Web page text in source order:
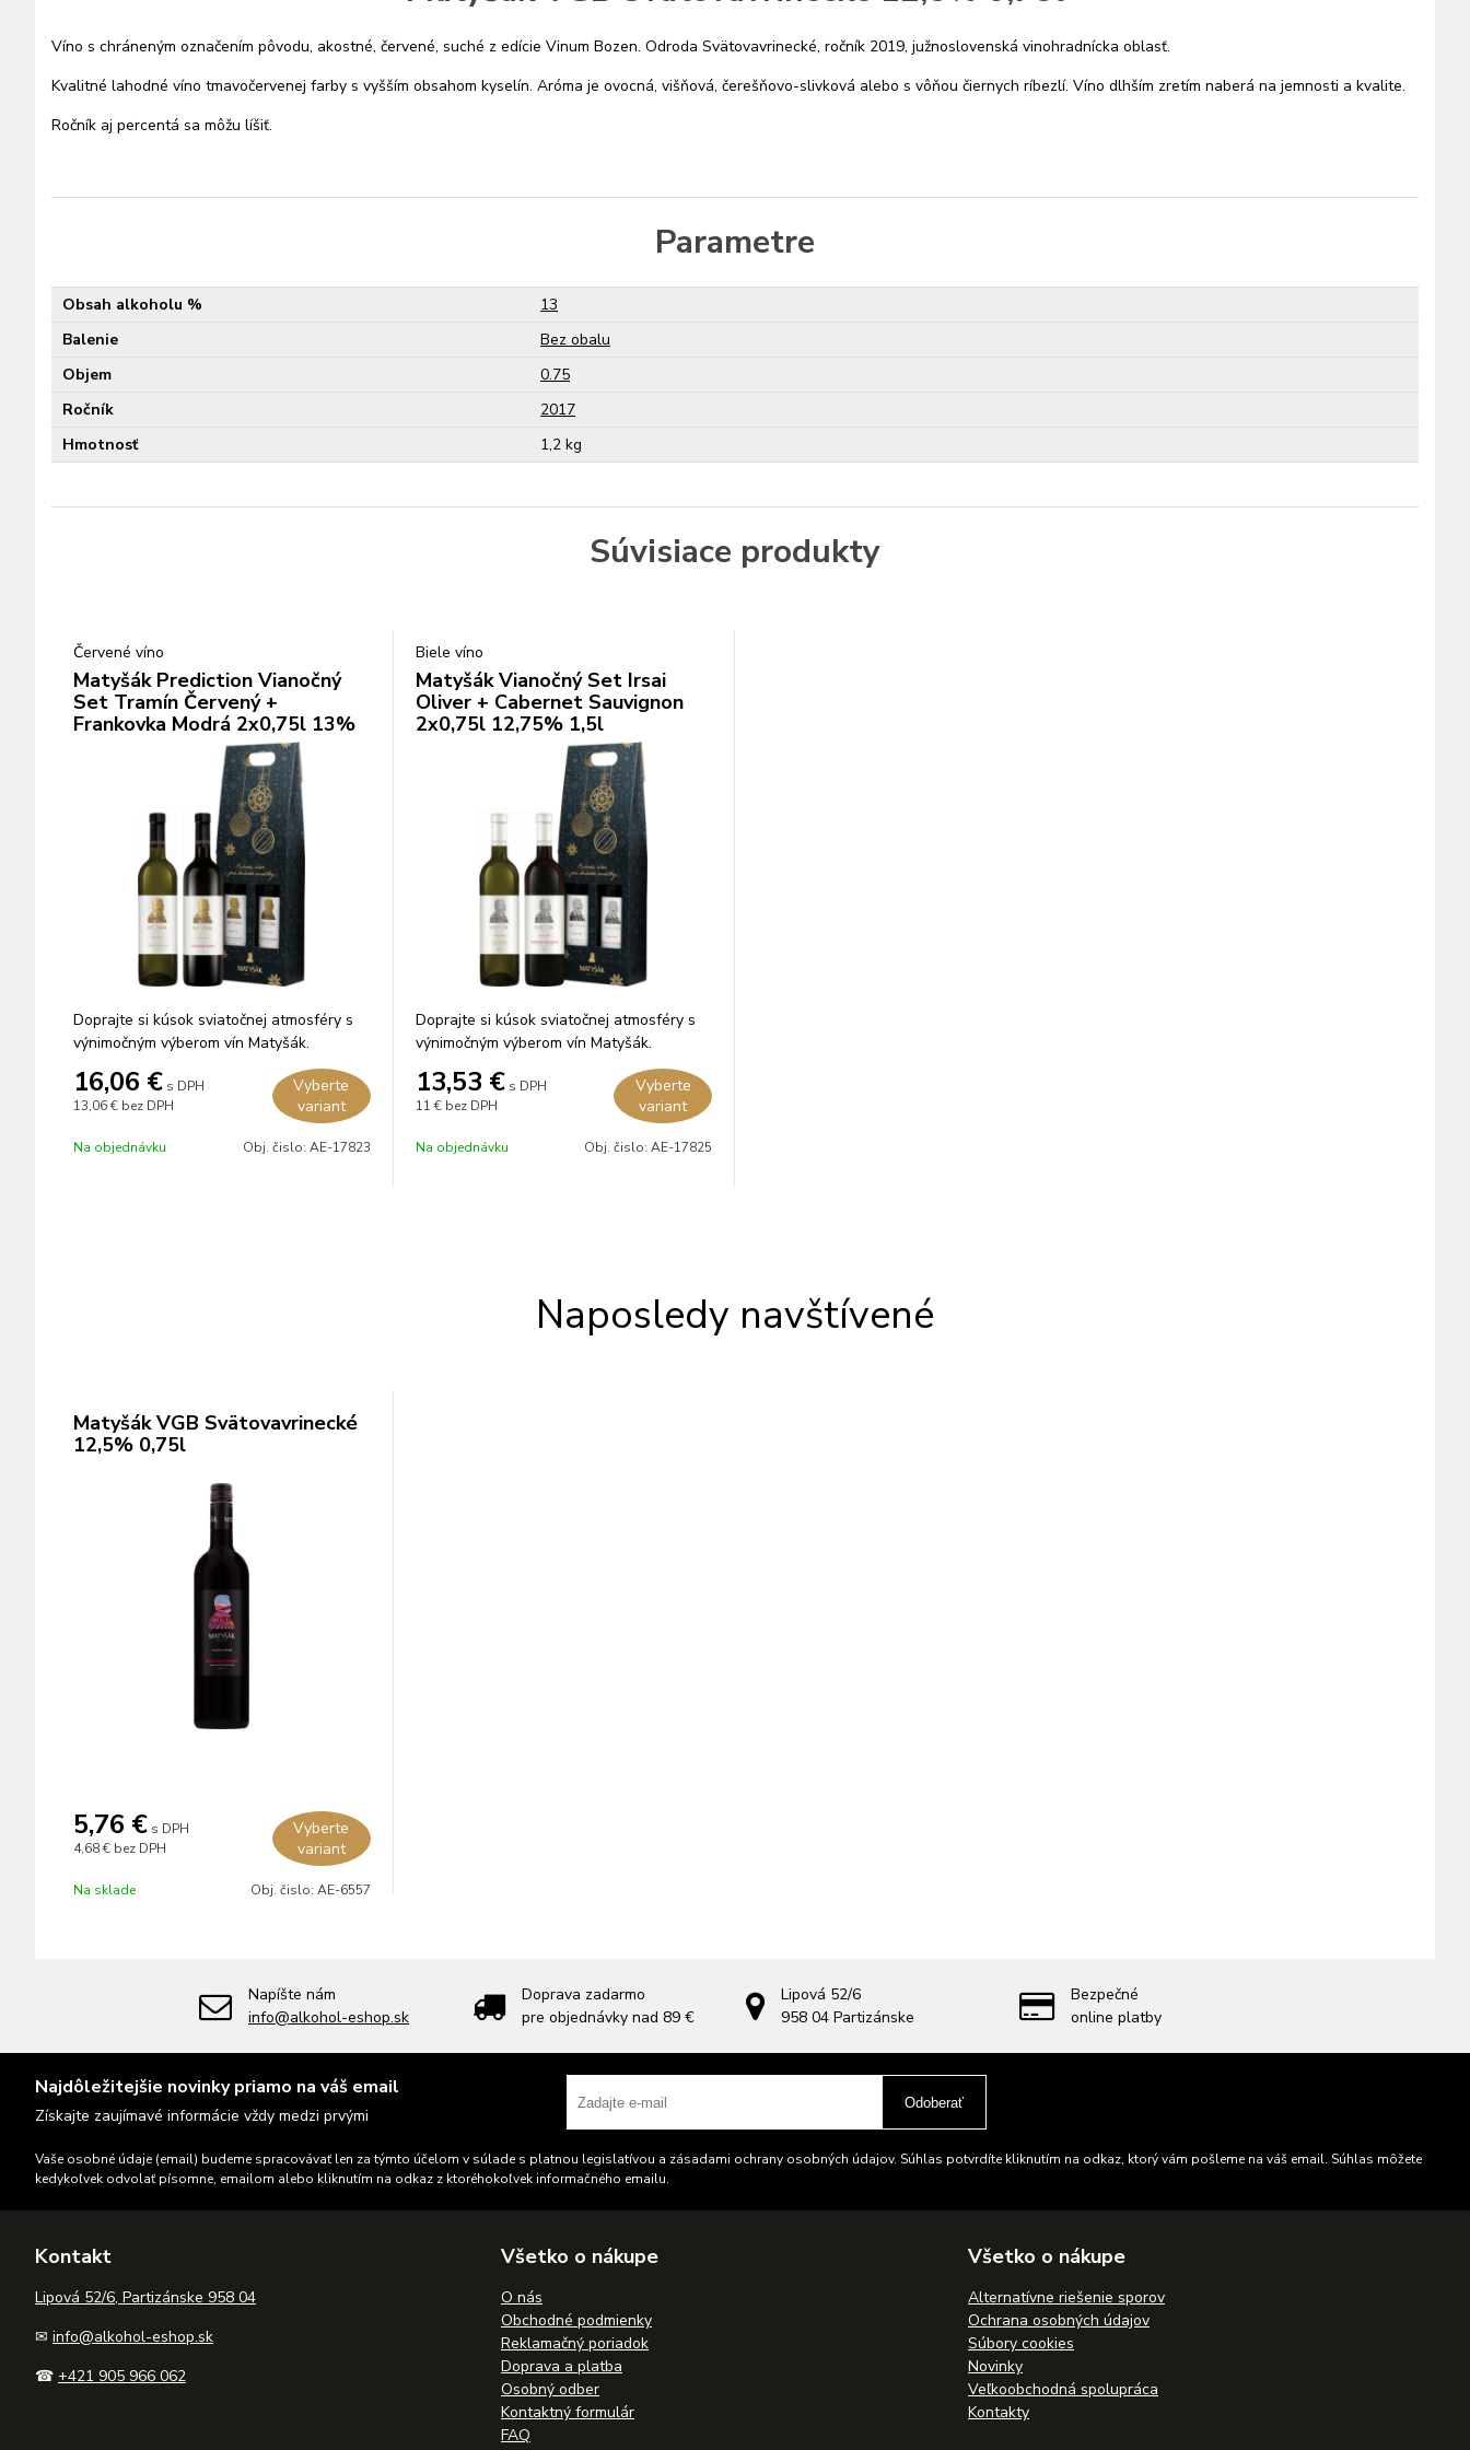
Víno s chráneným označením pôvodu, akostné, červené, suché z edície Vinum Bozen. Odroda Svätovavrinecké, ročník 2019, južnoslovenská vinohradnícka oblasť.
Kvalitné lahodné víno tmavočervenej farby s vyšším obsahom kyselín. Aróma je ovocná, višňová, čerešňovo-slivková alebo s vôňou čiernych ríbezlí. Víno dlhším zretím naberá na jemnosti a kvalite.
Ročník aj percentá sa môžu líšiť.
Parametre
Obsah alkoholu %
13
Balenie
Bez obalu
Objem
0.75
Ročník
2017
Hmotnosť
1,2 kg
Súvisiace produkty
Červené víno
Matyšák Prediction Vianočný
Set Tramín Červený +
Frankovka Modrá 2x0,75l 13%
Doprajte si kúsok sviatočnej atmosféry s
výnimočným výberom vín Matyšák.
16,06 € s DPH
13,06 € bez DPH
Vyberte
variant
Na objednávku Obj. čislo: AE-17823
Biele víno
Matyšák Vianočný Set Irsai
Oliver + Cabernet Sauvignon
2x0,75l 12,75% 1,5l
Doprajte si kúsok sviatočnej atmosféry s
výnimočným výberom vín Matyšák.
13,53 € s DPH
11 € bez DPH
Vyberte
variant
Na objednávku Obj. čislo: AE-17825
Naposledy navštívené
Matyšák VGB Svätovavrinecké
12,5% 0,75l
5,76 € s DPH
4,68 € bez DPH
Vyberte
variant
Na sklade Obj. čislo: AE-6557
Napíšte nám
info@alkohol-eshop.sk
Doprava zadarmo
pre objednávky nad 89 €
Lipová 52/6
958 04 Partizánske
Bezpečné
online platby
Najdôležitejšie novinky priamo na váš email
Získajte zaujímavé informácie vždy medzi prvými
Odoberať
Vaše osobné údaje (email) budeme spracovávať len za týmto účelom v súlade s platnou legislatívou a zásadami ochrany osobných údajov. Súhlas potvrdíte kliknutím na odkaz, ktorý vám pošleme na váš email. Súhlas môžete
kedykoľvek odvolať písomne, emailom alebo kliknutím na odkaz z ktoréhokoľvek informačného emailu.
Kontakt
Lipová 52/6, Partizánske 958 04
✉ info@alkohol-eshop.sk
☎ +421 905 966 062
Všetko o nákupe
O nás
Obchodné podmienky
Reklamačný poriadok
Doprava a platba
Osobný odber
Kontaktný formulár
FAQ
Všetko o nákupe
Alternatívne riešenie sporov
Ochrana osobných údajov
Súbory cookies
Novinky
Veľkoobchodná spolupráca
Kontakty